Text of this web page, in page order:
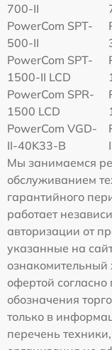
700-II
PowerCom SPT-
500-II
PowerCom SPT-
1500-II LCD
PowerCom SPR-
1500 LCD
PowerCom VGD-
II-40K33-B
Мы занимаемся
обслуживанием
гарантийного
работает
авторизации от
указанные на
ознакомительный
офертой
обозначения
только в
перечень